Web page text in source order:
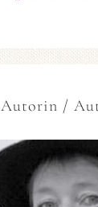
Autorin /